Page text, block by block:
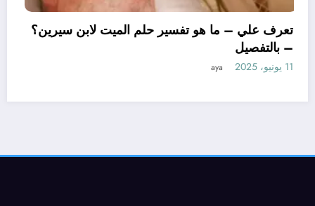
تعرف علي – ما هو تفسير حلم
لتفسير حلم